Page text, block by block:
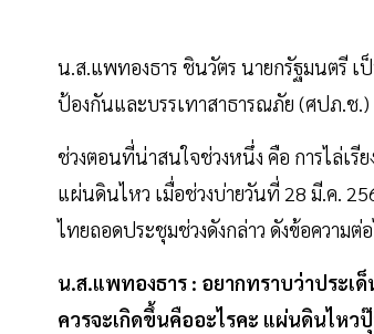
น.ส.แพทองธาร ชินวัตร นายกรัฐมนตรี
ป้องกันและบรรเทาสาธารณภัย (ศปภ.ช.)
ช่วงตอนที่น่าสนใจช่วงหนึ่ง คือ การไล่เรี
แผ่นดินไหว เมื่อช่วงบ่ายวันที่ 28 มี.ค.
ไทยถอดประชุมช่วงดังกล่าว ดังข้อความต่
น.ส.แพทองธาร : อยากทราบว่าประเ
ควรจะเกิดขึ้นคืออะไรคะ แผ่นดินไหว